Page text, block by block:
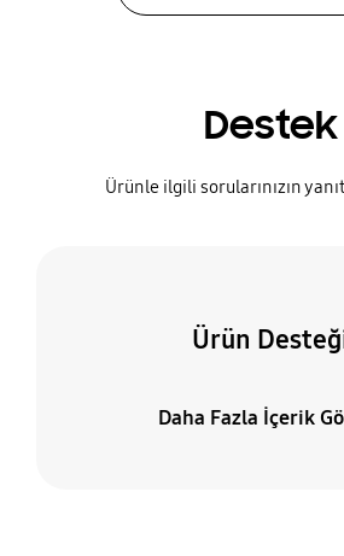
Destek
Ürünle ilgili sorularınızın
Ürün
Daha Fazla İçerik